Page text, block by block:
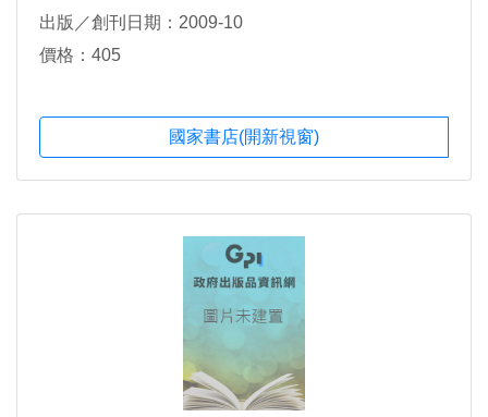
出版／創刊日期：2009-10
價格：405
國家書店(開新視窗)